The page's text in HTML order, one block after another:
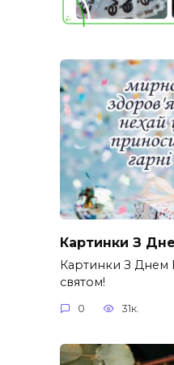
Картинки З
Картинки З Днем
святом!
0 31к.